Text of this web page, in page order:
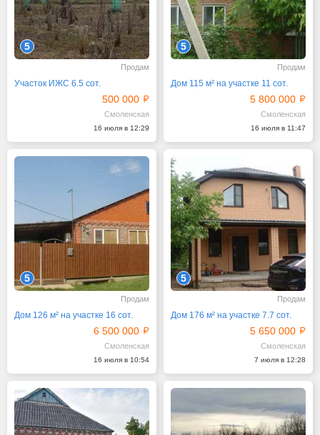
5
Продам
Участок ИЖС 6.5 сот.
500 000
Смоленская
16 июля в 12:29
5
Продам
Дом 115 м² на участке 11 сот.
5 800 000
Смоленская
16 июля в 11:47
5
Продам
Дом 126 м² на участке 16 сот.
6 500 000
Смоленская
16 июля в 10:54
5
Продам
Дом 176 м² на участке 7.7 сот.
5 650 000
Смоленская
7 июля в 12:28